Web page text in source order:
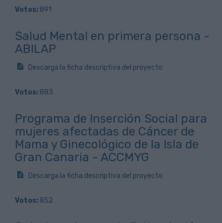
Votos: 891
Salud Mental en primera persona -
ABILAP
Descarga la ficha descriptiva del proyecto
Votos: 883
Programa de Inserción Social para
mujeres afectadas de Cáncer de
Mama y Ginecológico de la Isla de
Gran Canaria - ACCMYG
Descarga la ficha descriptiva del proyecto
Votos: 852